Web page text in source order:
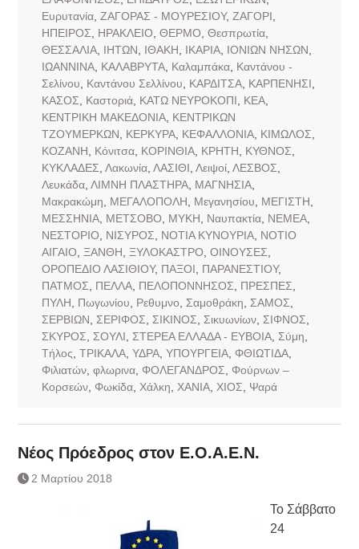
Ευρυτανία, ΖΑΓΟΡΑΣ - ΜΟΥΡΕΣΙΟΥ, ΖΑΓΟΡΙ
ΗΠΕΙΡΟΣ
ΗΡΑΚΛΕΙΟ ΘΕΡΜΟ Θεσπρωτία,
ΘΕΣΣΑΛΙΑ, ΙΗΤΩΝ ΙΘΑΚΗ ΙΚΑΡΙΑ, ΙΟΝΙΩΝ ΝΗΣΩΝ
ΙΩΑΝΝΙΝΑ, ΚΑΛΑΒΡΥΤΑ, Καλαμπάκα, Καντάνου -
Σελίνου
Καντάνου Σελλίνου ΚΑΡΔΙΤΣΑ, ΚΑΡΠΕΝΗΣΙ
ΚΑΣΟΣ
Καστοριά, ΚΑΤΩ ΝΕΥΡΟΚΟΠΙ ΚΕΑ,
ΚΕΝΤΡΙΚΗ ΜΑΚΕΔΟΝΙΑ, ΚΕΝΤΡΙΚΩΝ
ΤΖΟΥΜΕΡΚΩΝ
ΚΕΡΚΥΡΑ, ΚΕΦΑΛΛΟΝΙΑ, ΚΙΜΩΛΟΣ
ΚΟΖΑΝΗ
Κόνιτσα, ΚΟΡΙΝΘΙΑ, ΚΡΗΤΗ ΚΥΘΝΟΣ
ΚΥΚΛΑΔΕΣ Λακωνία, ΛΑΣΙΘΙ Λειψοί, ΛΕΣΒΟΣ
Λευκάδα, ΛΙΜΝΗ ΠΛΑΣΤΗΡΑ, ΜΑΓΝΗΣΙΑ,
Μακρακώμη
ΜΕΓΑΛΟΠΟΛΗ Μεγανησίου ΜΕΓΙΣΤΗ
ΜΕΣΣΗΝΙΑ, ΜΕΤΣΟΒΟ ΜΥΚΗ Ναυπακτία, ΝΕΜΕΑ,
ΝΕΣΤΟΡΙΟ
ΝΙΣΥΡΟΣ ΝΟΤΙΑ ΚΥΝΟΥΡΙΑ, ΝΟΤΙΟ
ΑΙΓΑΙΟ
ΞΑΝΘΗ ΞΥΛΟΚΑΣΤΡΟ ΟΙΝΟΥΣΕΣ
ΟΡΟΠΕΔΙΟ ΛΑΣΙΘΙΟΥ, ΠΑΞΟΙ ΠΑΡΑΝΕΣΤΙΟΥ,
ΠΑΤΜΟΣ
ΠΕΛΛΑ, ΠΕΛΟΠΟΝΝΗΣΟΣ ΠΡΕΣΠΕΣ
ΠΥΛΗ
Πωγωνίου Ρεθυμνο Σαμοθράκη ΣΑΜΟΣ
ΣΕΡΒΙΩΝ
ΣΕΡΙΦΟΣ ΣΙΚΙΝΟΣ Σικυωνίων, ΣΙΦΝΟΣ
ΣΚΥΡΟΣ
ΣΟΥΛΙ ΣΤΕΡΕΑ ΕΛΛΑΔΑ - ΕΥΒΟΙΑ, Σύμη
Τήλος ΤΡΙΚΑΛΑ, ΥΔΡΑ, ΥΠΟΥΡΓΕΙΑ, ΦΘΙΩΤΙΔΑ,
Φιλιατών, φλωρινα, ΦΟΛΕΓΑΝΔΡΟΣ
Φούρνων –
Κορσεών, Φωκίδα, Χάλκη ΧΑΝΙΑ, ΧΙΟΣ Ψαρά
Νέος Πρόεδρος στον Ε.Ο.Α.Ε.Ν.
2 Μαρτίου 2018
Το Σάββατο
24